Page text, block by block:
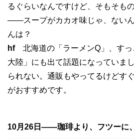
るぐらいなんですけど、そもそも
——スープがカカオ味じゃ、ない
んは？
hf北海道の「ラーメンQ」、すっ
大陸」にも出て話題になっていま
られない。通販もやってるけどす
がおすすめです。
10月26日——珈琲より、フツーに